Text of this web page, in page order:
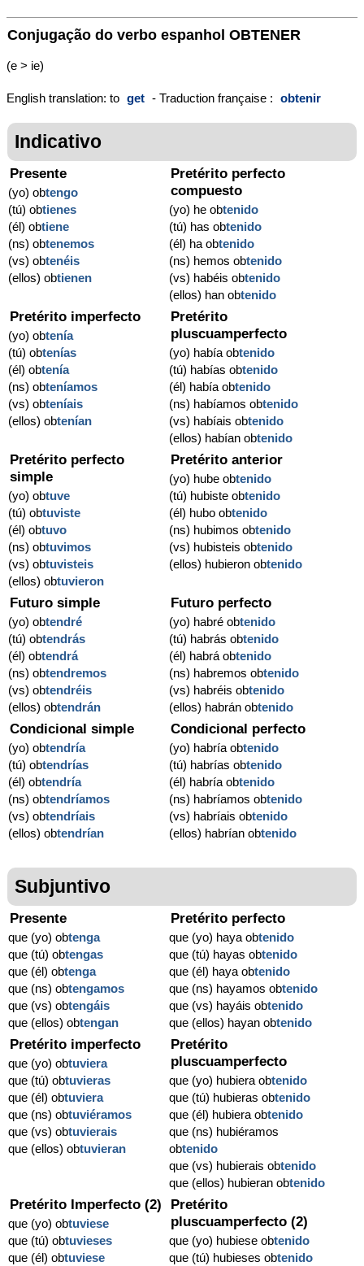
Conjugação do verbo espanhol OBTENER
(e > ie)
English translation: to get - Traduction française : obtenir
Indicativo
Presente
(yo) obtengo
(tú) obtienes
(él) obtiene
(ns) obtenemos
(vs) obtenéis
(ellos) obtienen
Pretérito perfecto
compuesto
(yo) he obtenido
(tú) has obtenido
(él) ha obtenido
(ns) hemos obtenido
(vs) habéis obtenido
(ellos) han obtenido
Pretérito imperfecto
(yo) obtenía
(tú) obtenías
(él) obtenía
(ns) obteníamos
(vs) obteníais
(ellos) obtenían
Pretérito
pluscuamperfecto
(yo) había obtenido
(tú) habías obtenido
(él) había obtenido
(ns) habíamos obtenido
(vs) habíais obtenido
(ellos) habían obtenido
Pretérito perfecto
simple
(yo) obtuve
(tú) obtuviste
(él) obtuvo
(ns) obtuvimos
(vs) obtuvisteis
(ellos) obtuvieron
Pretérito anterior
(yo) hube obtenido
(tú) hubiste obtenido
(él) hubo obtenido
(ns) hubimos obtenido
(vs) hubisteis obtenido
(ellos) hubieron obtenido
Futuro simple
(yo) obtendré
(tú) obtendrás
(él) obtendrá
(ns) obtendremos
(vs) obtendréis
(ellos) obtendrán
Futuro perfecto
(yo) habré obtenido
(tú) habrás obtenido
(él) habrá obtenido
(ns) habremos obtenido
(vs) habréis obtenido
(ellos) habrán obtenido
Condicional simple
(yo) obtendría
(tú) obtendrías
(él) obtendría
(ns) obtendríamos
(vs) obtendríais
(ellos) obtendrían
Condicional perfecto
(yo) habría obtenido
(tú) habrías obtenido
(él) habría obtenido
(ns) habríamos obtenido
(vs) habríais obtenido
(ellos) habrían obtenido
Subjuntivo
Presente
que (yo) obtenga
que (tú) obtengas
que (él) obtenga
que (ns) obtengamos
que (vs) obtengáis
que (ellos) obtengan
Pretérito perfecto
que (yo) haya obtenido
que (tú) hayas obtenido
que (él) haya obtenido
que (ns) hayamos obtenido
que (vs) hayáis obtenido
que (ellos) hayan obtenido
Pretérito imperfecto
que (yo) obtuviera
que (tú) obtuvieras
que (él) obtuviera
que (ns) obtuviéramos
que (vs) obtuvierais
que (ellos) obtuvieran
Pretérito
pluscuamperfecto
que (yo) hubiera obtenido
que (tú) hubieras obtenido
que (él) hubiera obtenido
que (ns) hubiéramos
obtenido
que (vs) hubierais obtenido
que (ellos) hubieran obtenido
Pretérito Imperfecto (2)
que (yo) obtuviese
que (tú) obtuvieses
que (él) obtuviese
Pretérito
pluscuamperfecto (2)
que (yo) hubiese obtenido
que (tú) hubieses obtenido